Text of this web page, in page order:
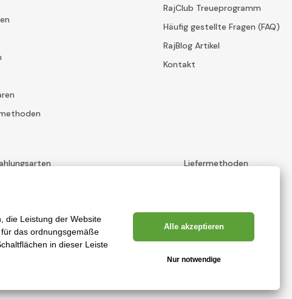
RajClub Treueprogramm
Häufig gestellte Fragen (FAQ)
RajBlog Artikel
Kontakt
Liefermethoden
Erstellung leistungsstarker Online-Shops ab